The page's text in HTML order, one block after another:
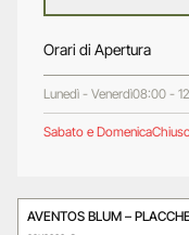
Orari di Apertura
Lunedì - Venerdì08:00 -
Sabato e Domenica
AVENTOS BLUM –